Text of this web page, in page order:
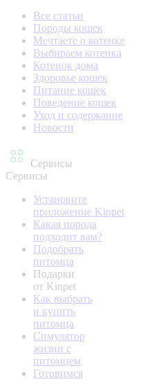
Все статьи
Породы кошек
Мечтаете о котенке
Выбираем котенка
Котенок дома
Здоровье кошек
Питание кошек
Поведение кошек
Уход и содержание
Новости
Сервисы
Сервисы
Установите
приложение Kinpet
Какая порода
подходит вам?
Подобрать
питомца
Подарки
от Kinpet
Как выбрать
и купить
питомца
Симулятор
жизни с
питомцем
Готовимся